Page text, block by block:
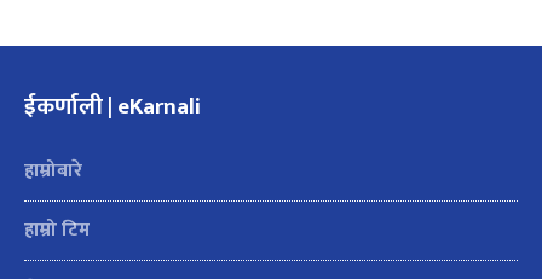
ईकर्णाली | eKarnali
हाम्रोबारे
हाम्रो टिम